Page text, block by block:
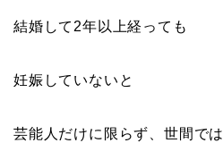
結婚して2年以上経っても
妊娠していないと
芸能人だけに限らず、世間では